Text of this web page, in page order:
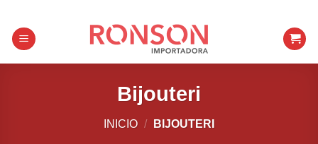
content
Bijouteri
INICIO / BIJOUTERI